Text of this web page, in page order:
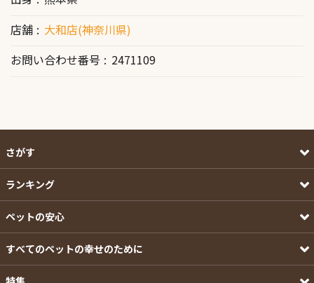
店舗
大和店(神奈川県)
お問い合わせ番号
2471109
さがす
ランキング
ペットの安心
すべてのペットの幸せのために